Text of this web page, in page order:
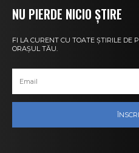
NU PIERDE NICIO ȘTIRE
FI LA CURENT CU TOATE ȘTIRILE DE
ORAȘUL TĂU.